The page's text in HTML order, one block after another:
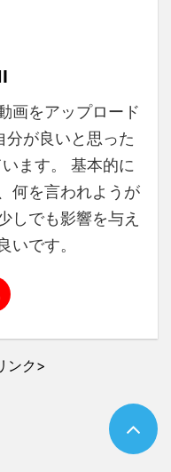
画をアップロード
分が良いと思った
ます。 基本的に
何を言われようが
しでも影響を与え
いです。
ンク>